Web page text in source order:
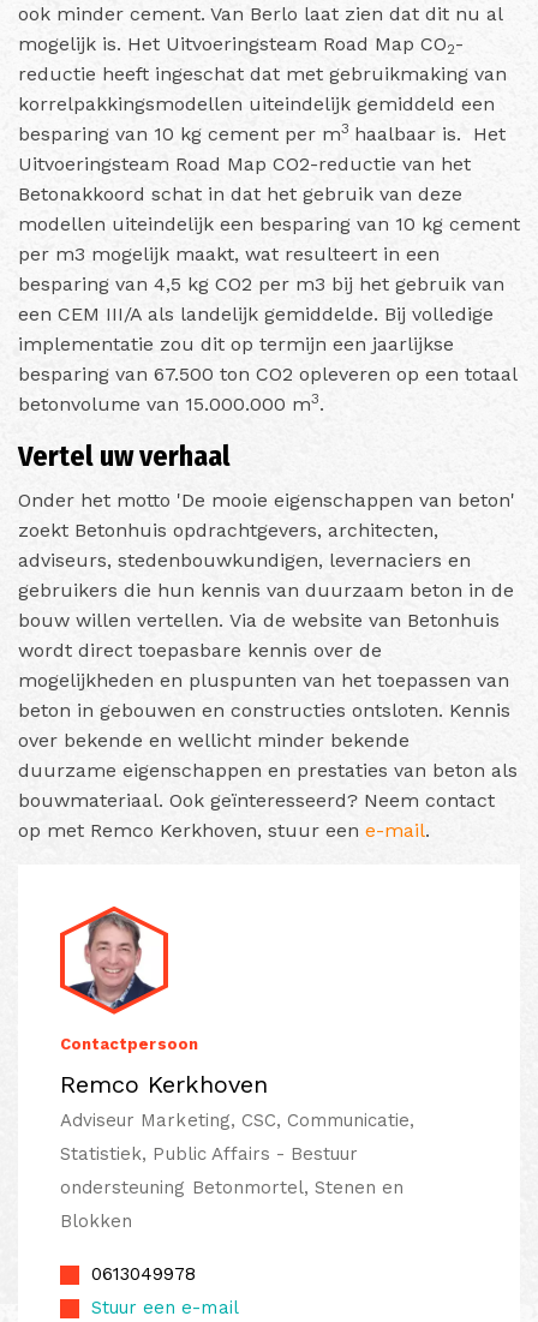
ook minder cement. Van Berlo laat zien dat dit nu al
mogelijk is. Het Uitvoeringsteam Road Map CO2-
reductie heeft ingeschat dat met gebruikmaking van
korrelpakkingsmodellen uiteindelijk gemiddeld een
besparing van 10 kg cement per m3 haalbaar is. Het
Uitvoeringsteam Road Map CO2-reductie van het
Betonakkoord schat in dat het gebruik van deze
modellen uiteindelijk een besparing van 10 kg cement
per m3 mogelijk maakt, wat resulteert in een
besparing van 4,5 kg CO2 per m3 bij het gebruik van
een CEM III/A als landelijk gemiddelde. Bij volledige
implementatie zou dit op termijn een jaarlijkse
besparing van 67.500 ton CO2 opleveren op een totaal
betonvolume van 15.000.000 m3.
Vertel uw verhaal
Onder het motto 'De mooie eigenschappen van beton'
zoekt Betonhuis opdrachtgevers, architecten,
adviseurs, stedenbouwkundigen, levernaciers en
gebruikers die hun kennis van duurzaam beton in de
bouw willen vertellen. Via de website van Betonhuis
wordt direct toepasbare kennis over de
mogelijkheden en pluspunten van het toepassen van
beton in gebouwen en constructies ontsloten. Kennis
over bekende en wellicht minder bekende
duurzame eigenschappen en prestaties van beton als
bouwmateriaal. Ook geïnteresseerd? Neem contact
op met Remco Kerkhoven, stuur een e-mail.
Contactpersoon
Remco Kerkhoven
Adviseur Marketing, CSC, Communicatie,
Statistiek, Public Affairs - Bestuur
ondersteuning Betonmortel, Stenen en
Blokken
0613049978
Stuur een e-mail